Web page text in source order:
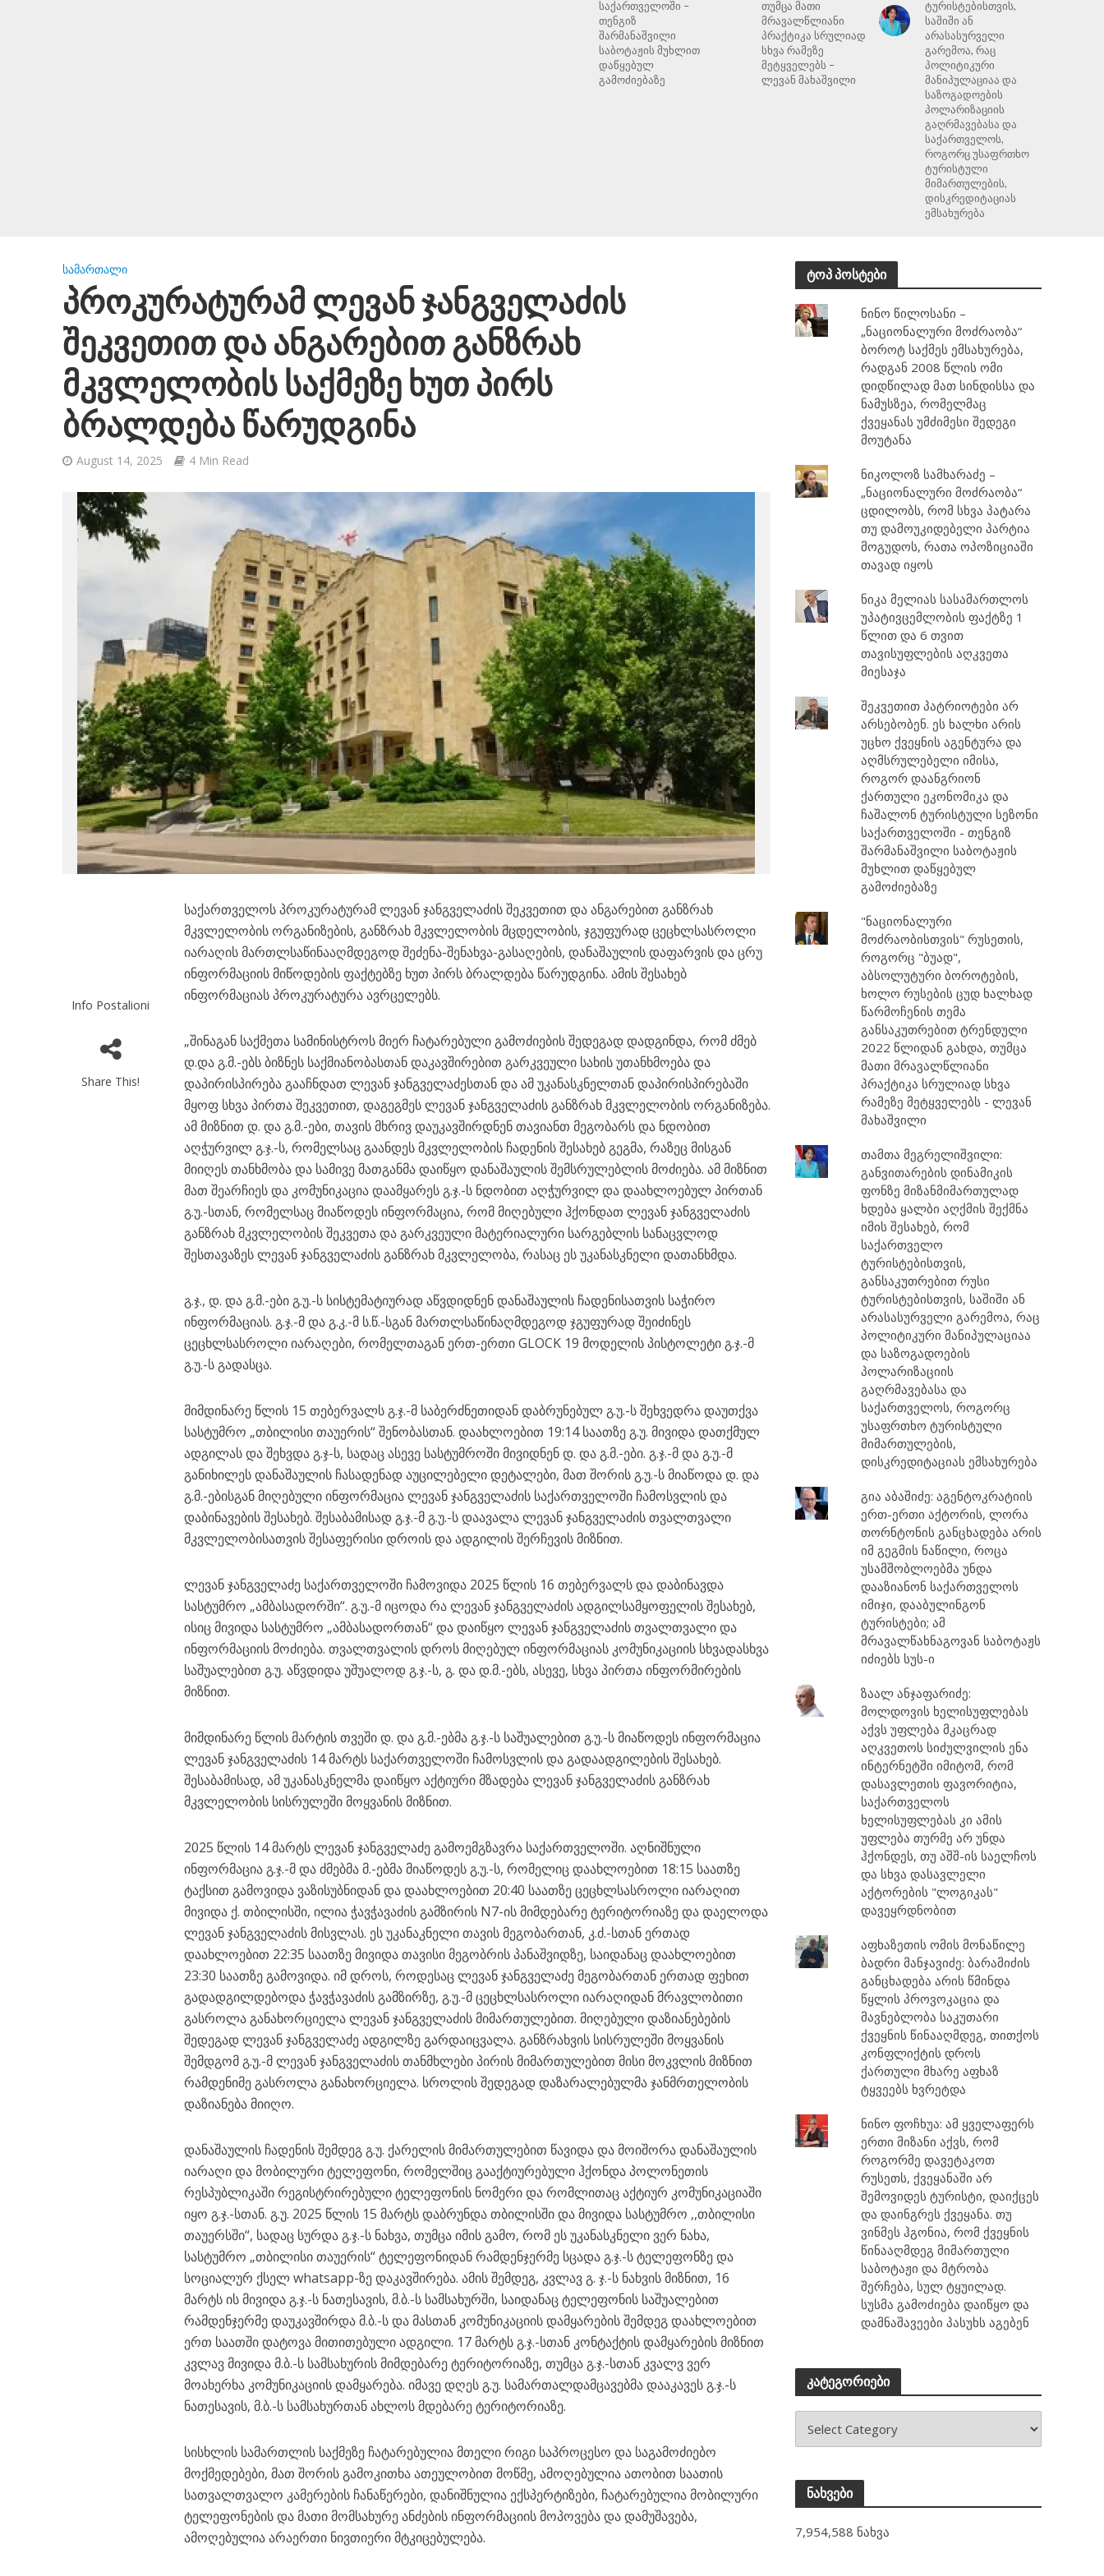
საქართველოში –
თენგიზ
შარმანაშვილი
საბოტაჟის მუხლით
დაწყებულ
გამოძიებაზე
თუმცა მათი
მრავალწლიანი
პრაქტიკა სრულიად
სხვა რამეზე
მეტყველებს –
ლევან მახაშვილი
ტურისტებისთვის,
საშიში ან
არასასურველი
გარემოა, რაც
პოლიტიკური
მანიპულაციაა და
საზოგადოების
პოლარიზაციის
გაღრმავებასა და
საქართველოს,
როგორც უსაფრთხო
ტურისტული
მიმართულების,
დისკრედიტაციას
ემსახურება
ᲡᲐᲛᲐᲠᲗᲐᲚᲘ
პროკურატურამ ლევან ჯანგველაძის
შეკვეთით და ანგარებით განზრახ
მკვლელობის საქმეზე ხუთ პირს
ბრალდება წარუდგინა
August 14, 2025 4 Min Read
Info Postalioni
Share This!
საქართველოს პროკურატურამ ლევან ჯანგველაძის შეკვეთით და ანგარებით განზრახ
მკვლელობის ორგანიზების, განზრახ მკვლელობის მცდელობის, ჯგუფურად ცეცხლსასროლი
იარაღის მართლსაწინააღმდეგოდ შეძენა-შენახვა-გასაღების, დანაშაულის დაფარვის და ცრუ
ინფორმაციის მიწოდების ფაქტებზე ხუთ პირს ბრალდება წარუდგინა. ამის შესახებ
ინფორმაციას პროკურატურა ავრცელებს.
„შინაგან საქმეთა სამინისტროს მიერ ჩატარებული გამოძიების შედეგად დადგინდა, რომ ძმებ
დ.და გ.მ.-ებს ბიზნეს საქმიანობასთან დაკავშირებით გარკვეული სახის უთანხმოება და
დაპირისპირება გააჩნდათ ლევან ჯანგველაძესთან და ამ უკანასკნელთან დაპირისპირებაში
მყოფ სხვა პირთა შეკვეთით, დაგეგმეს ლევან ჯანგველაძის განზრახ მკვლელობის ორგანიზება.
ამ მიზნით დ. და გ.მ.-ები, თავის მხრივ დაუკავშირდნენ თავიანთ მეგობარს და ნდობით
აღჭურვილ გ.ჯ.-ს, რომელსაც გაანდეს მკვლელობის ჩადენის შესახებ გეგმა, რაზეც მისგან
მიიღეს თანხმობა და სამივე მათგანმა დაიწყო დანაშაულის შემსრულებლის მოძიება. ამ მიზნით
მათ შეარჩიეს და კომუნიკაცია დაამყარეს გ.ჯ.-ს ნდობით აღჭურვილ და დაახლოებულ პირთან
გ.უ.-სთან, რომელსაც მიაწოდეს ინფორმაცია, რომ მიღებული ჰქონდათ ლევან ჯანგველაძის
განზრახ მკვლელობის შეკვეთა და გარკვეული მატერიალური სარგებლის სანაცვლოდ
შესთავაზეს ლევან ჯანგველაძის განზრახ მკვლელობა, რასაც ეს უკანასკნელი დათანხმდა.
გ.ჯ., დ. და გ.მ.-ები გ.უ.-ს სისტემატიურად აწვდიდნენ დანაშაულის ჩადენისათვის საჭირო
ინფორმაციას. გ.ჯ.-მ და გ.კ.-მ ს.წ.-სგან მართლსაწინაღმდეგოდ ჯგუფურად შეიძინეს
ცეცხლსასროლი იარაღები, რომელთაგან ერთ-ერთი GLOCK 19 მოდელის პისტოლეტი გ.ჯ.-მ
გ.უ.-ს გადასცა.
მიმდინარე წლის 15 თებერვალს გ.ჯ.-მ საბერძნეთიდან დაბრუნებულ გ.უ.-ს შეხვედრა დაუთქვა
სასტუმრო „თბილისი თაუერის“ შენობასთან. დაახლოებით 19:14 საათზე გ.უ. მივიდა დათქმულ
ადგილას და შეხვდა გ.ჯ-ს, სადაც ასევე სასტუმროში მივიდნენ დ. და გ.მ.-ები. გ.ჯ.-მ და გ.უ.-მ
განიხილეს დანაშაულის ჩასადენად აუცილებელი დეტალები, მათ შორის გ.უ.-ს მიაწოდა დ. და
გ.მ.-ებისგან მიღებული ინფორმაცია ლევან ჯანგველაძის საქართველოში ჩამოსვლის და
დაბინავების შესახებ. შესაბამისად გ.ჯ.-მ გ.უ.-ს დაავალა ლევან ჯანგველაძის თვალთვალი
მკვლელობისათვის შესაფერისი დროის და ადგილის შერჩევის მიზნით.
ლევან ჯანგველაძე საქართველოში ჩამოვიდა 2025 წლის 16 თებერვალს და დაბინავდა
სასტუმრო „ამბასადორში“. გ.უ.-მ იცოდა რა ლევან ჯანგველაძის ადგილსამყოფელის შესახებ,
ისიც მივიდა სასტუმრო „ამბასადორთან“ და დაიწყო ლევან ჯანგველაძის თვალთვალი და
ინფორმაციის მოძიება. თვალთვალის დროს მიღებულ ინფორმაციას კომუნიკაციის სხვადასხვა
საშუალებით გ.უ. აწვდიდა უშუალოდ გ.ჯ.-ს, გ. და დ.მ.-ებს, ასევე, სხვა პირთა ინფორმირების
მიზნით.
მიმდინარე წლის მარტის თვეში დ. და გ.მ.-ებმა გ.ჯ.-ს საშუალებით გ.უ.-ს მიაწოდეს ინფორმაცია
ლევან ჯანგველაძის 14 მარტს საქართველოში ჩამოსვლის და გადაადგილების შესახებ.
შესაბამისად, ამ უკანასკნელმა დაიწყო აქტიური მზადება ლევან ჯანგველაძის განზრახ
მკვლელობის სისრულეში მოყვანის მიზნით.
2025 წლის 14 მარტს ლევან ჯანგველაძე გამოემგზავრა საქართველოში. აღნიშნული
ინფორმაცია გ.ჯ.-მ და ძმებმა მ.-ებმა მიაწოდეს გ.უ.-ს, რომელიც დაახლოებით 18:15 საათზე
ტაქსით გამოვიდა ვაზისუბნიდან და დაახლოებით 20:40 საათზე ცეცხლსასროლი იარაღით
მივიდა ქ. თბილისში, ილია ჭავჭავაძის გამზირის N7-ის მიმდებარე ტერიტორიაზე და დაელოდა
ლევან ჯანგველაძის მისვლას. ეს უკანაკნელი თავის მეგობართან, კ.ძ.-სთან ერთად
დაახლოებით 22:35 საათზე მივიდა თავისი მეგობრის პანაშვიდზე, საიდანაც დაახლოებით
23:30 საათზე გამოვიდა. იმ დროს, როდესაც ლევან ჯანგველაძე მეგობართან ერთად ფეხით
გადადგილდებოდა ჭავჭავაძის გამზირზე, გ.უ.-მ ცეცხლსასროლი იარაღიდან მრავლობითი
გასროლა განახორციელა ლევან ჯანგველაძის მიმართულებით. მიღებული დაზიანებების
შედეგად ლევან ჯანგველაძე ადგილზე გარდაიცვალა. განზრახვის სისრულეში მოყვანის
შემდგომ გ.უ.-მ ლევან ჯანგველაძის თანმხლები პირის მიმართულებით მისი მოკვლის მიზნით
რამდენიმე გასროლა განახორციელა. სროლის შედეგად დაზარალებულმა ჯანმრთელობის
დაზიანება მიიღო.
დანაშაულის ჩადენის შემდეგ გ.უ. ქარელის მიმართულებით წავიდა და მოიშორა დანაშაულის
იარაღი და მობილური ტელეფონი, რომელშიც გააქტიურებული ჰქონდა პოლონეთის
რესპუბლიკაში რეგისტრირებული ტელეფონის ნომერი და რომლითაც აქტიურ კომუნიკაციაში
იყო გ.ჯ.-სთან. გ.უ. 2025 წლის 15 მარტს დაბრუნდა თბილისში და მივიდა სასტუმრო ,,თბილისი
თაუერსში“, სადაც სურდა გ.ჯ.-ს ნახვა, თუმცა იმის გამო, რომ ეს უკანასკნელი ვერ ნახა,
სასტუმრო „თბილისი თაუერის“ ტელეფონიდან რამდენჯერმე სცადა გ.ჯ.-ს ტელეფონზე და
სოციალურ ქსელ whatsapp-ზე დაკავშირება. ამის შემდეგ, კვლავ გ. ჯ.-ს ნახვის მიზნით, 16
მარტს ის მივიდა გ.ჯ.-ს ნათესავის, მ.ბ.-ს სამსახურში, საიდანაც ტელეფონის საშუალებით
რამდენჯერმე დაუკავშირდა მ.ბ.-ს და მასთან კომუნიკაციის დამყარების შემდეგ დაახლოებით
ერთ საათში დატოვა მითითებული ადგილი. 17 მარტს გ.ჯ.-სთან კონტაქტის დამყარების მიზნით
კვლავ მივიდა მ.ბ.-ს სამსახურის მიმდებარე ტერიტორიაზე, თუმცა გ.ჯ.-სთან კვალვ ვერ
მოახერხა კომუნიკაციის დამყარება. იმავე დღეს გ.უ. სამართალდამცავებმა დააკავეს გ.ჯ.-ს
ნათესავის, მ.ბ.-ს სამსახურთან ახლოს მდებარე ტერიტორიაზე.
სისხლის სამართლის საქმეზე ჩატარებულია მთელი რიგი საპროცესო და საგამოძიებო
მოქმედებები, მათ შორის გამოკითხა ათეულობით მოწმე, ამოღებულია ათობით საათის
სათვალთვალო კამერების ჩანაწერები, დანიშნულია ექსპერტიზები, ჩატარებულია მობილური
ტელეფონების და მათი მომსახურე ანძების ინფორმაციის მოპოვება და დამუშავება,
ამოღებულია არაერთი ნივთიერი მტკიცებულება.
ტოპ პოსტები
ნინო წილოსანი –
„ნაციონალური მოძრაობა“
ბოროტ საქმეს ემსახურება,
რადგან 2008 წლის ომი
დიდწილად მათ სინდისსა და
ნამუსზეა, რომელმაც
ქვეყანას უმძიმესი შედეგი
მოუტანა
ნიკოლოზ სამხარაძე –
„ნაციონალური მოძრაობა“
ცდილობს, რომ სხვა პატარა
თუ დამოუკიდებელი პარტია
მოგუდოს, რათა ოპოზიციაში
თავად იყოს
ნიკა მელიას სასამართლოს
უპატივცემლობის ფაქტზე 1
წლით და 6 თვით
თავისუფლების აღკვეთა
მიესაჯა
შეკვეთით პატრიოტები არ
არსებობენ. ეს ხალხი არის
უცხო ქვეყნის აგენტურა და
აღმსრულებელი იმისა,
როგორ დაანგრიონ
ქართული ეკონომიკა და
ჩაშალონ ტურისტული სეზონი
საქართველოში - თენგიზ
შარმანაშვილი საბოტაჟის
მუხლით დაწყებულ
გამოძიებაზე
"ნაციონალური
მოძრაობისთვის" რუსეთის,
როგორც "ბუად",
აბსოლუტური ბოროტების,
ხოლო რუსების ცუდ ხალხად
წარმოჩენის თემა
განსაკუთრებით ტრენდული
2022 წლიდან გახდა, თუმცა
მათი მრავალწლიანი
პრაქტიკა სრულიად სხვა
რამეზე მეტყველებს - ლევან
მახაშვილი
თამთა მეგრელიშვილი:
განვითარების დინამიკის
ფონზე მიზანმიმართულად
ხდება ყალბი აღქმის შექმნა
იმის შესახებ, რომ
საქართველო
ტურისტებისთვის,
განსაკუთრებით რუსი
ტურისტებისთვის, საშიში ან
არასასურველი გარემოა, რაც
პოლიტიკური მანიპულაციაა
და საზოგადოების
პოლარიზაციის
გაღრმავებასა და
საქართველოს, როგორც
უსაფრთხო ტურისტული
მიმართულების,
დისკრედიტაციას ემსახურება
გია აბაშიძე: აგენტოკრატიის
ერთ-ერთი აქტორის, ლორა
თორნტონის განცხადება არის
იმ გეგმის ნაწილი, როცა
უსამშობლოებმა უნდა
დააზიანონ საქართველოს
იმიჯი, დააბულინგონ
ტურისტები; ამ
მრავალწახნაგოვან საბოტაჟს
იძიებს სუს-ი
ზაალ ანჯაფარიძე:
მოლდოვის ხელისუფლებას
აქვს უფლება მკაცრად
აღკვეთოს სიძულვილის ენა
ინტერნეტში იმიტომ, რომ
დასავლეთის ფავორიტია,
საქართველოს
ხელისუფლებას კი ამის
უფლება თურმე არ უნდა
ჰქონდეს, თუ აშშ-ის საელჩოს
და სხვა დასავლელი
აქტორების "ლოგიკას"
დავეყრდნობით
აფხაზეთის ომის მონაწილე
ბადრი მანჯავიძე: ბარამიძის
განცხადება არის წმინდა
წყლის პროვოკაცია და
მავნებლობა საკუთარი
ქვეყნის წინააღმდეგ, თითქოს
კონფლიქტის დროს
ქართული მხარე აფხაზ
ტყვეებს ხვრეტდა
ნინო ფოჩხუა: ამ ყველაფერს
ერთი მიზანი აქვს, რომ
როგორმე დავეტაკოთ
რუსეთს, ქვეყანაში არ
შემოვიდეს ტურისტი, დაიქცეს
და დაინგრეს ქვეყანა. თუ
ვინმეს ჰგონია, რომ ქვეყნის
წინააღმდეგ მიმართული
საბოტაჟი და მტრობა
შერჩება, სულ ტყუილად.
სუსმა გამოძიება დაიწყო და
დამნაშავეები პასუხს აგებენ
კატეგორიები
ნახვები
7,954,588 ნახვა